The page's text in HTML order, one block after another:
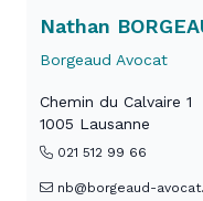
Nathan
Borgeaud Avocat
Chemin du Calvaire 1
1005 Lausanne
021 512 99 66
nb@borgeaud-